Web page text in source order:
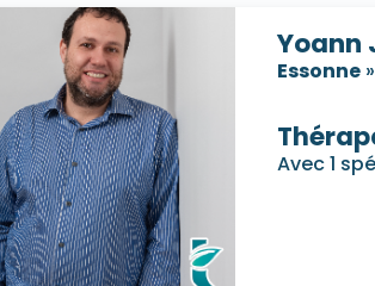
Yoann
Essonne »
Avec 1